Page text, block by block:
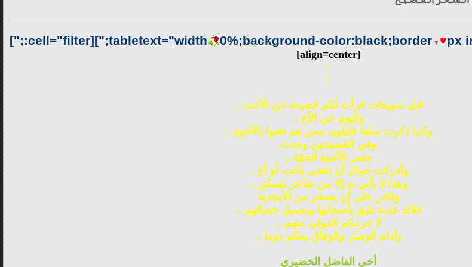
0%;background-color:black;border px
[align=center]
/
\
قبل سويعات قرأت لكم قصيدة عن الأخت ..
واليوم عن الأخ ..
وكما ذكرت سلفا قليلون ممن هم تغنوا بالأخوة ..
وفي القصيدتين وجدت
معنى الأخوة الحقة ..
وأدركت جمال أن تتغنى بأخت أو أخ ..
وهذا لا يأتي به إلا من شاعر متمكن ..
وقادر على أن يسخر من الأبجدية
قلائد عذبة تليق بأصحابها وبجميل خصالهم ..
لا حرمكم المولى منهم ..
وأدام الوصل والوفاق بينكم دوما ..
أخي الفاضل الخضيري